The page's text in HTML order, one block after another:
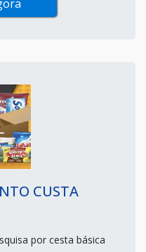
CUSTA
por cesta básica